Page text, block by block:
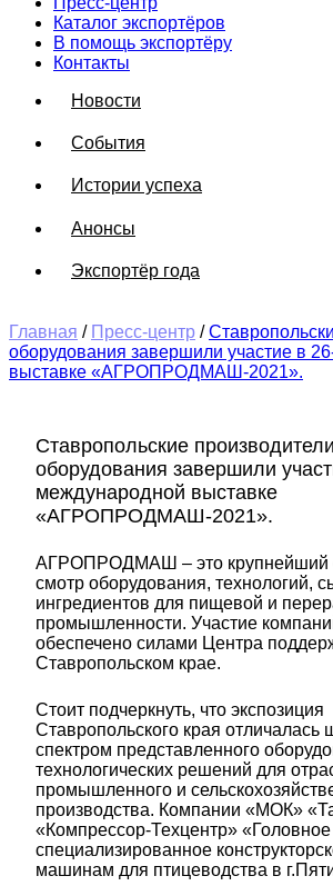
Каталог экспортёров
В помощь экспортёру
Контакты
Новости
События
Истории успеха
Анонсы
Экспортёр года
Главная / Пресс-центр /
оборудования завершили участие в
выставке «АГРОПРОДМАШ-2021».
Ставропольские производители
оборудования завершили
международной выставке
«АГРОПРОДМАШ-2021».
АГРОПРОДМАШ – это крупнейший
смотр оборудования, технологий,
ингредиентов для пищевой и
промышленности. Участие
обеспечено силами Центра
Ставропольском крае.
Стоит подчеркнуть, что экспозиция
Ставропольского края отличалась
спектром представленного
технологических решений для
промышленного и
производства. Компании «МОК»
«Компрессор-Техцентр» «Головное
специализированное
машинам для птицеводства в